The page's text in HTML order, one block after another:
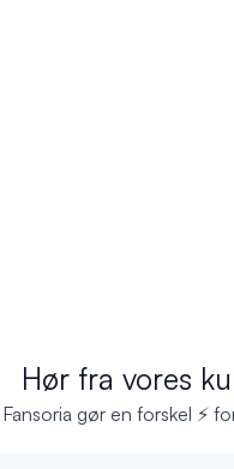
Hør fra vores
gør en forskel ⚡